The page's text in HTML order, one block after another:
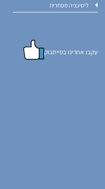
ליטיגציה מסחרית
עקבו אחרינו בפייסבוק